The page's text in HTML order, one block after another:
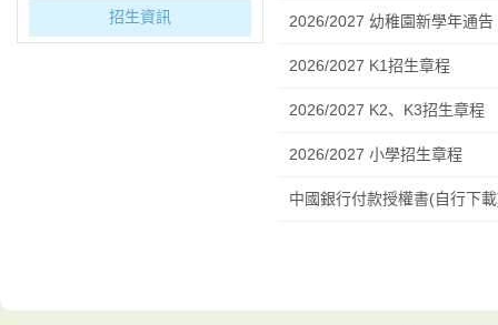
招生資訊 2026/2027 幼稚園新學年通告
2026/2027 K1招生章程
2026/2027 K2、K3招生章程
2026/2027 小學招生章程
中國銀行付款授權書(自行下